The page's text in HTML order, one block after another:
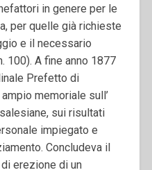
in genere per le
per quelle già richieste
e il necessario
100). A fine anno 1877
Prefetto di
memoriale sull’
sui risultati
impiegato e
Concludeva il
erezione di un